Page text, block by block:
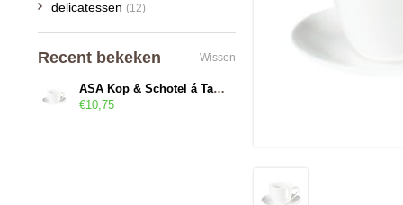
delicatessen (12)
Recent bekeken Wissen
ASA Kop & Schotel á Table
€10,75